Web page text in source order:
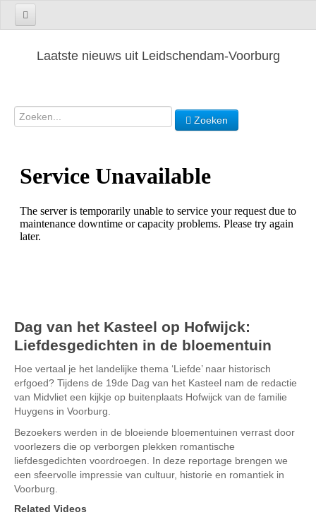
Laatste nieuws uit Leidschendam-Voorburg
Zoeken
Dag van het Kasteel op Hofwijck:
Liefdesgedichten in de bloementuin
Hoe vertaal je het landelijke thema ‘Liefde’ naar historisch
erfgoed? Tijdens de 19de Dag van het Kasteel nam de redactie
van Midvliet een kijkje op buitenplaats Hofwijck van de familie
Huygens in Voorburg.
Bezoekers werden in de bloeiende bloementuinen verrast door
voorlezers die op verborgen plekken romantische
liefdesgedichten voordroegen. In deze reportage brengen we
een sfeervolle impressie van cultuur, historie en romantiek in
Voorburg.
Related Videos